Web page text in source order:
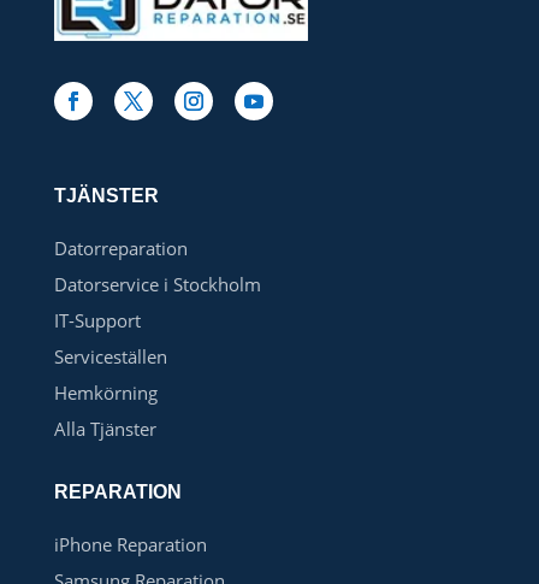
TJÄNSTER
Datorreparation
Datorservice i Stockholm
IT-Support
Serviceställen
Hemkörning
Alla Tjänster
REPARATION
iPhone Reparation